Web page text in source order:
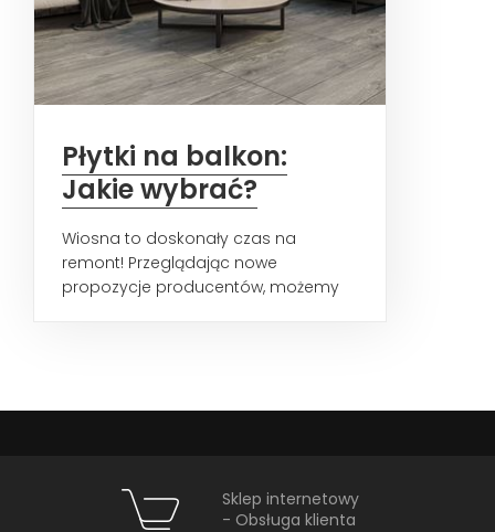
Płytki na balkon:
Jakie wybrać?
Wiosna to doskonały czas na
remont! Przeglądając nowe
propozycje producentów, możemy
Sklep internetowy
- Obsługa klienta